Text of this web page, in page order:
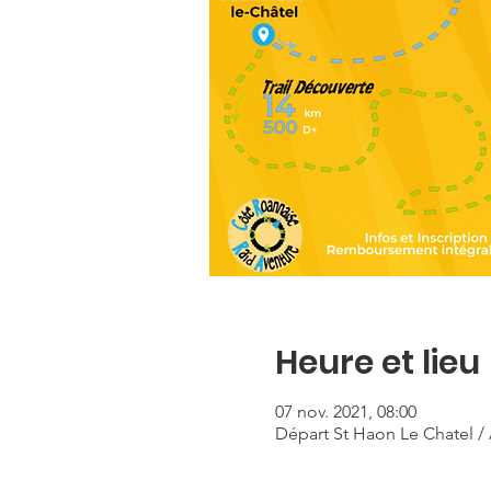
Heure et lieu
07 nov. 2021, 08:00
Départ St Haon Le Chatel /